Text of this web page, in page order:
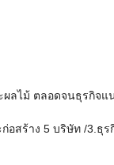
ไม้ ตลอดจนธุรกิจแ
สร้าง 5 บริษัท /3.ธุ